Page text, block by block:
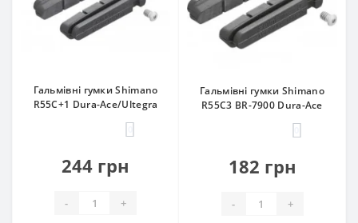
Гальмівні гумки Shimano
R55C+1 Dura-Ace/Ultegra
244 грн
- +
Гальмівні гумки Shimano
R55C3 BR-7900 Dura-Ace
182 грн
- +